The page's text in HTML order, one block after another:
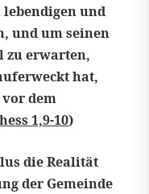
und
und um seinen
zu erwarten,
hat,
vor dem
1,9-10)
die Realität
der Gemeinde